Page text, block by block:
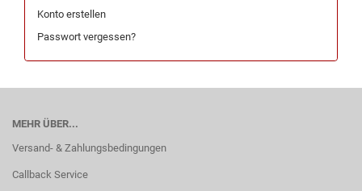
Konto erstellen
Passwort vergessen?
MEHR ÜBER...
Versand- & Zahlungsbedingungen
Callback Service